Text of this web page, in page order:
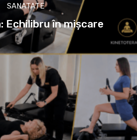
SANATATE
Echilibru în mișcare